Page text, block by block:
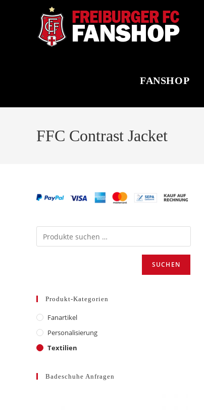
FANSHOP
FFC Contrast Jacket
SUCHEN
Produkt-Kategorien
Fanartikel
Personalisierung
Textilien
Badeschuhe Anfragen